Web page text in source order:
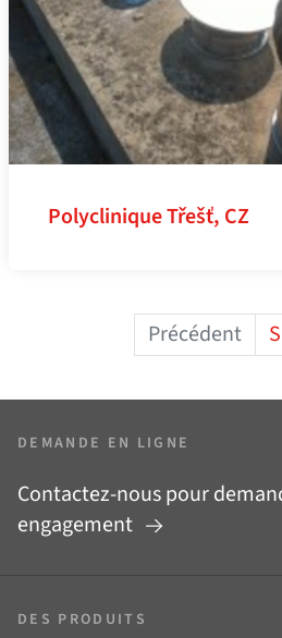
Polyclinique Třešť, CZ
Précédent
DEMANDE EN LIGNE
Contactez-nous pour
engagement
DES PRODUITS